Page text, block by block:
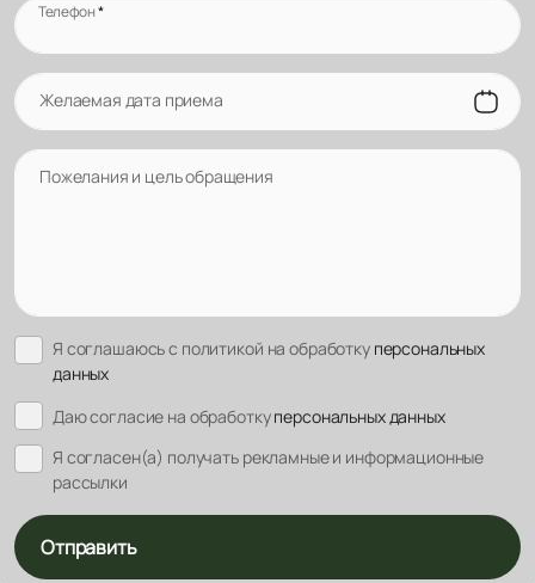
Телефон*
Желаемая дата приема
Пожелания и цель обращения
Я соглашаюсь с политикой на обработку персональных
данных
Даю согласие на обработкуперсональных данных
Я согласен(а) получать рекламные и информационные
рассылки
Отправить